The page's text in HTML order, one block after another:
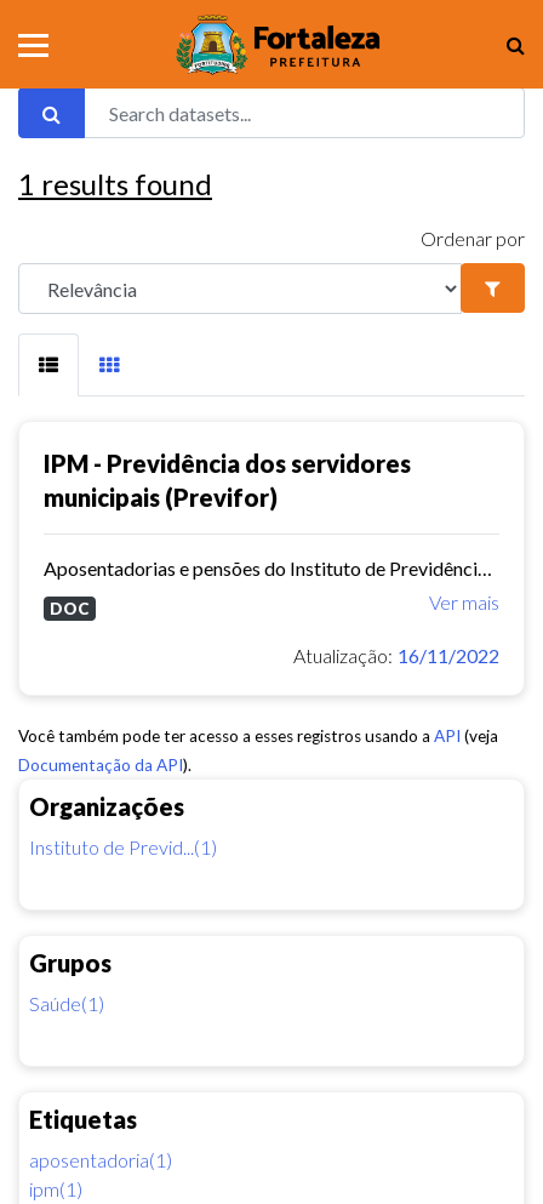
Organizações
Instituto de Previd...(1)
Grupos
Saúde(1)
Etiquetas
aposentadoria(1)
ipm(1)
1 results found
Ordenar por
IPM - Previdência dos servidores
municipais (Previfor)
Ver mais
DOC
Atualização: 16/11/2022
Você também pode ter acesso a esses registros usando a API (veja
Documentação da API).